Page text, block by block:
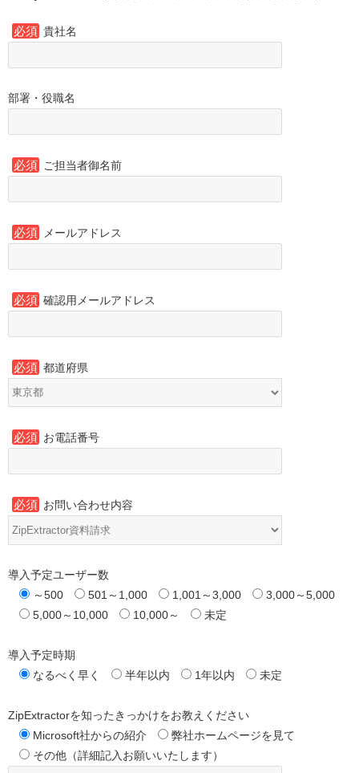
必須 貴社名
部署・役職名
必須 ご担当者御名前
必須 メールアドレス
必須 確認用メールアドレス
必須 都道府県
必須 お電話番号
必須 お問い合わせ内容
導入予定ユーザー数
～500
501～1,000 1,001～3,000
3,000～5,000
5,000～10,000
10,000～ 未定
導入予定時期
なるべく早く
半年以内 1年以内 未定
ZipExtractorを知ったきっかけをお教えください
Microsoft社からの紹介
弊社ホームページを見て
その他（詳細記入お願いいたします）